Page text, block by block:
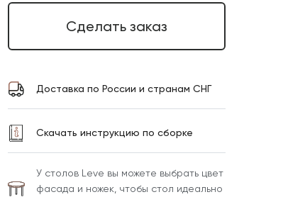
Сделать заказ
Доставка по России и странам СНГ
Скачать инструкцию по сборке
У столов Leve вы можете выбрать цвет
фасада и ножек, чтобы стол идеально